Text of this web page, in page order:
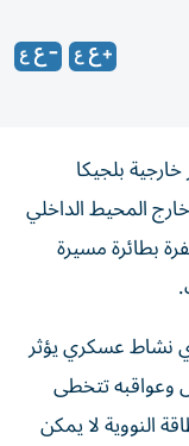
بلجيكا
المحيط الداخلي
بطائرة مسيرة
نشاط عسكري يؤثر
وعواقبه تتخطى
النووية لا يمكن